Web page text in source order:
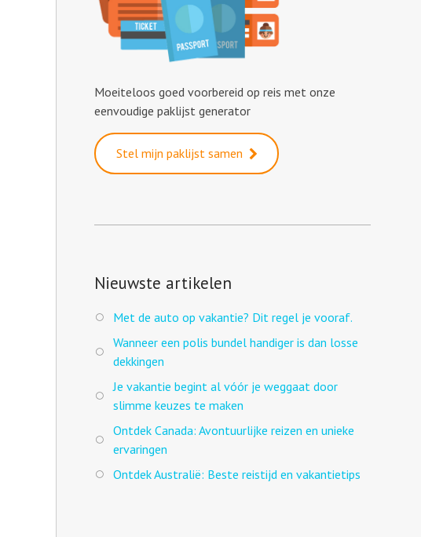
Moeiteloos goed voorbereid op reis met onze
eenvoudige paklijst generator
Stel mijn paklijst samen
Nieuwste artikelen
Met de auto op vakantie? Dit regel je vooraf.
Wanneer een polis bundel handiger is dan losse
dekkingen
Je vakantie begint al vóór je weggaat door
slimme keuzes te maken
Ontdek Canada: Avontuurlijke reizen en unieke
ervaringen
Ontdek Australië: Beste reistijd en vakantietips